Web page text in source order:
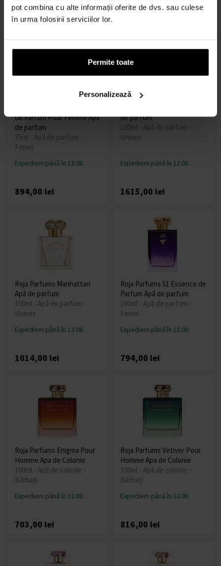
pot combina cu alte informații oferite de dvs. sau culese
în urma folosirii serviciilor lor.
Permite toate
Personalizează
1266,00 lei
de Parfum Pour Femme Apă
de parfum
75ml - Apă de parfum -
Femei
Expediem până în 13.08.
894,00 lei
de parfum
100ml - Apă de parfum -
Unisex
Expediem până în 12.08.
1615,00 lei
Roja Parfums Manhattan
Apă de parfum
100ml - Apă de parfum -
Unisex
Expediem până în 13.08.
1014,00 lei
Roja Parfums 51 Essence de
Parfum Apă de parfum
100ml - Apă de parfum -
Femei
Expediem până în 13.08.
794,00 lei
Roja Parfums Enigma Pour
Homme Apa de Colonie
100ml - Apă de colonie -
Bărbați
Expediem până în 12.08.
703,00 lei
Roja Parfums Vetiver Pour
Homme Apa de Colonie
100ml - Apă de colonie -
Bărbați
Expediem până în 13.08.
816,00 lei